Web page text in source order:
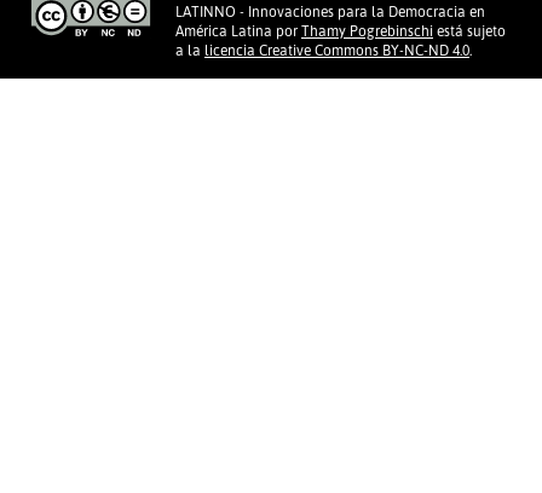
LATINNO - Innovaciones para la Democracia en
América Latina por Thamy Pogrebinschi está sujeto
a la licencia Creative Commons BY-NC-ND 4.0.